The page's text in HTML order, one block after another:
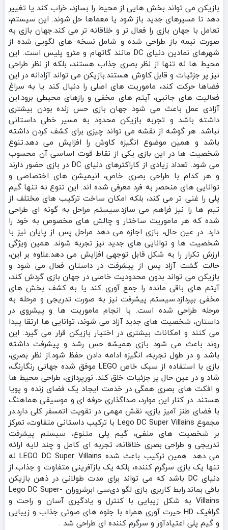
بازیکن می‌ تواند بخش‌ هایی از محیط را بسازد، خراب کند یا تغییر
دهد تا مسیرهای جدید باز شود یا معماها حل شوند. این سیستم،
تعامل با جهان بازی را فعال‌ تر و خلاقانه‌ تر می‌ کند.جهان بازی به‌
صورت نیمه‌ باز طراحی شده و شامل نسخه‌ های لگویی‌ شده از
شهرهای نمادین دنیای DC مانند گاتهام و مترو پلیس است. این
محیط‌ ها نه‌ تنها از نظر بصری جذاب هستند، بلکه از نظر طراحی
نیز پر جزئیات و قابل‌ کاوش‌ هستند.بازیکن می‌ تواند آزادانه در این
فضاها حرکت کند، ماموریت‌ های اصلی را دنبال کند یا به سراغ
فعالیت‌ های جانبی، آیتم‌ های مخفی و رازهای محیطی برود.این
آزادی عمل باعث می‌ شود جهان بازی حس زنده بودن بیشتری
داشته باشد و تجربه بازیکن محدود به مسیر خطی داستانی
نباشد. هر گوشه از نقشه می‌ تواند چیزی برای کشف کردن داشته
باشد و همین موضوع انگیزه کاوش را افزایش می‌ دهد.تنوع
شخصیت‌ ها در این بازی یکی از نقاط قوت اساسی آن محسوب
می‌ شود. تعداد زیادی از کاراکترهای دنیای DC در بازی حضور دارند
و هر کدام با طراحی بصری خاص، انیمیشن‌ های اختصاصی و
توانایی‌ های منحصر‌ به‌ فرد معرفی شده‌ اند. این تنوع نه‌ تنها گیم‌
پلی را غنی‌ تر می‌ کند، بلکه امکان ساخت ترکیب‌ های مختلف از
تیم‌ ها را نیز فراهم می‌ سازد.سیستم مراحل به‌ گونه‌ ای طراحی
شده که هر ماموریت ساختار و چالش‌ های مخصوص به خود را
دارد. در عین حال، بازی اجازه می‌ دهد مراحل پس از پایان نیز با
شخصیت‌ ها و توانایی‌ های جدید نیز تجربه شوند. همین ویژگی
ارزش تکرار را به شکل قابل توجهی افزایش می‌ دهد.علاوه بر این،
حالت گشت آزاد پس از پیشرفت در داستان فعال می‌ شود و
بازیکن می‌ تواند بدون محدودیت خاصی در جهان بازی گردش کند،
آیتم‌ های باقی‌ مانده را جمع‌ آوری کند یا به کشف بخش‌ های
مخفی بپردازد.سیستم پیشرفت نیز به‌ صورت تدریجی و مرحله‌ به‌
مرحله طراحی شده است. با انجام ماموریت‌ ها و پیشروی در
داستان، شخصیت‌ های جدید آزاد می‌ شوند، توانایی‌ ها ارتقا پیدا
می‌ کنند و امکانات بیشتری در اختیار بازیکن قرار می‌ گیرد. این
روند باعث می‌ شود بازی همیشه حس رشد و پیشرفت داشته
باشد و در طول تجربه، انگیزه ادامه دادن حفظ شود.از نظر بصری،
بازی با استفاده از سبک خاص LEGO موفق شده جهانی رنگارنگ،
شاد و در عین حال پر جزئیات خلق کند. نورپردازی، طراحی محیط‌ ها
و افکت‌ های بصری همگی در خدمت ایجاد یک فضای زنده و پویا
هستند. در کنار این موارد، صداگذاری حرفه‌ ای و موسیقی هماهنگ
با فضای طنز آمیز بازی، نقش مهمی در تقویت اتمسفر کلی دارد.در
مجموع Lego DC Super Villains با ترکیب داستانی متفاوت، تمرکز
بر شخصیت‌ های منفی، گیم‌ پلی متنوع، سیستم پیشرفت
تدریجی و طراحی بصری خلاقانه، تجربه‌ ای کامل و چند لایه ارائه
می‌ دهد. همین ترکیب باعث شده LEGO DC Super Villains نه‌
تنها یک بازی سرگرم‌ کننده، بلکه یک بازآفرینی متفاوت و جذاب از
دنیای DC باشد که می‌ تواند برای مدت طولانی در ذهن بازیکن
باقی بماند.رابط کاربری بازی لگو دی‌سی ابرشروران Lego DC Super-
Villains به شکل زیبایی با کنترل و یادگیری آسان و راحت و
گرافیک HD حیرت آوری همراه با جلوه های صوتی جذاب و زیبایی
و گیم پلی اعتیادآور و سرگرم کننده ای طراحی شد .